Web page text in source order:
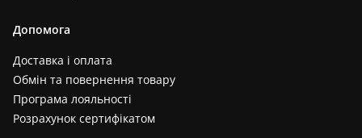
Допомога
Доставка і оплата
Обмін та повернення товару
Програма лояльності
Розрахунок сертифікатом